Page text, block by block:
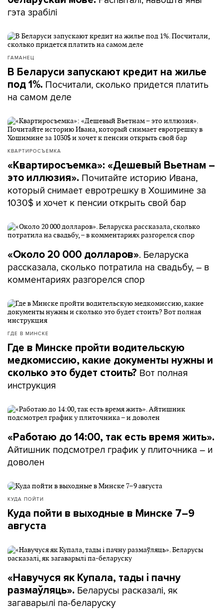
гэта зрабілі
ГАМАНЕЦ
В Беларуси запускают кредит на жилье
под 1%. Посчитали, сколько придется платить
на самом деле
КВАРТИРОСЪЕМКА
«Квартиросъемка»: «Дешевый Вьетнам –
это иллюзия». Почитайте историю Ивана,
который снимает евротрешку в Хошимине за
1030$ и хочет к пенсии открыть свой бар
«Около 20 000 долларов». Беларуска
рассказала, сколько потратила на свадьбу, – в
комментариях разгорелся спор
ГДЕ В МИНСКЕ
Где в Минске пройти водительскую
медкомиссию, какие документы нужны и
сколько это будет стоить? Вот полная
инструкция
«Работаю до 14:00, так есть время жить».
Айтишник подсмотрел график у плиточника – и
доволен
КУДА ПОЙТИ
Куда пойти в выходные в Минске 7–9
августа
«Навучуся як Купала, тады і пачну
размаўляць». Беларусы расказалі, як
загаварылі па-беларуску